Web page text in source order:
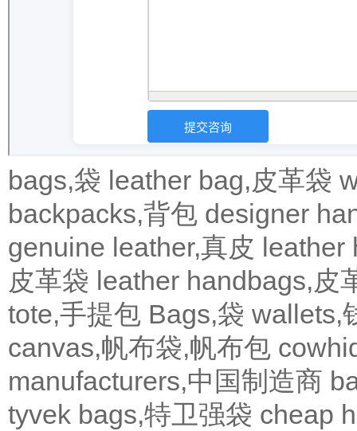
bags,袋 leather bag,皮革袋
backpacks,背包 designer
genuine leather,真皮 leather
皮革袋 leather handbags,皮
tote,手提包 Bags,袋 wallets,
canvas,帆布袋,帆布包
manufacturers,中国制造商
tyvek bags,特卫强袋 cheap